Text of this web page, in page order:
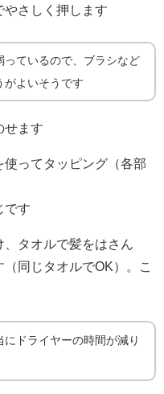
やさしく押します
っているので、ブラシなど
がよいそうです
せます
使ってタッピング（各部
です
、タオルで髪をはさん
同じタオルでOK）。こ
にドライヤーの時間が減り